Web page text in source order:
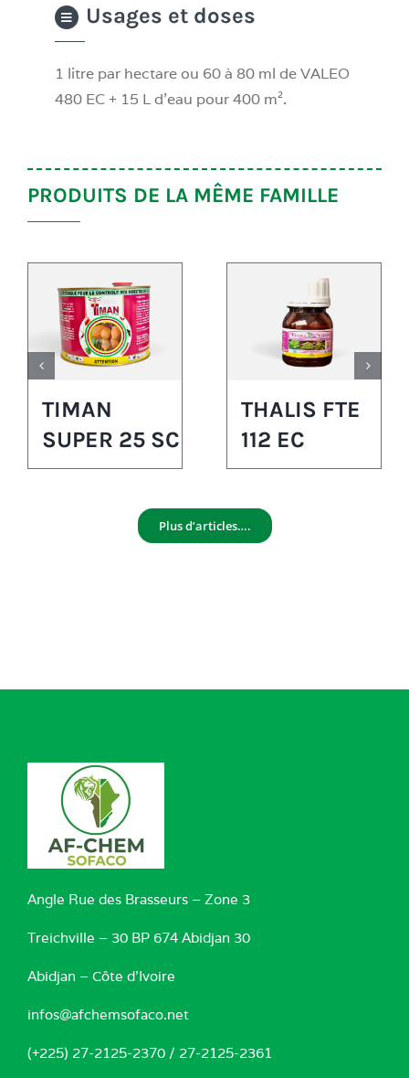
Usages et doses
1 litre par hectare ou 60 à 80 ml de VALEO
480 EC + 15 L d’eau pour 400 m².
PRODUITS DE LA MÊME FAMILLE
TIMAN
SUPER 25 SC
THALIS FTE
112 EC
Plus d’articles….
Angle Rue des Brasseurs – Zone 3
Treichville – 30 BP 674 Abidjan 30
Abidjan – Côte d’Ivoire
infos@afchemsofaco.net
(+225) 27-2125-2370 / 27-2125-2361